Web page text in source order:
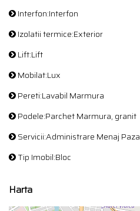
Interfon:Interfon
Izolatii termice:Exterior
Lift:Lift
Mobilat:Lux
Pereti:Lavabil Marmura
Podele:Parchet Marmura, granit
Servicii:Administrare Menaj Paza
Tip Imobil:Bloc
Harta